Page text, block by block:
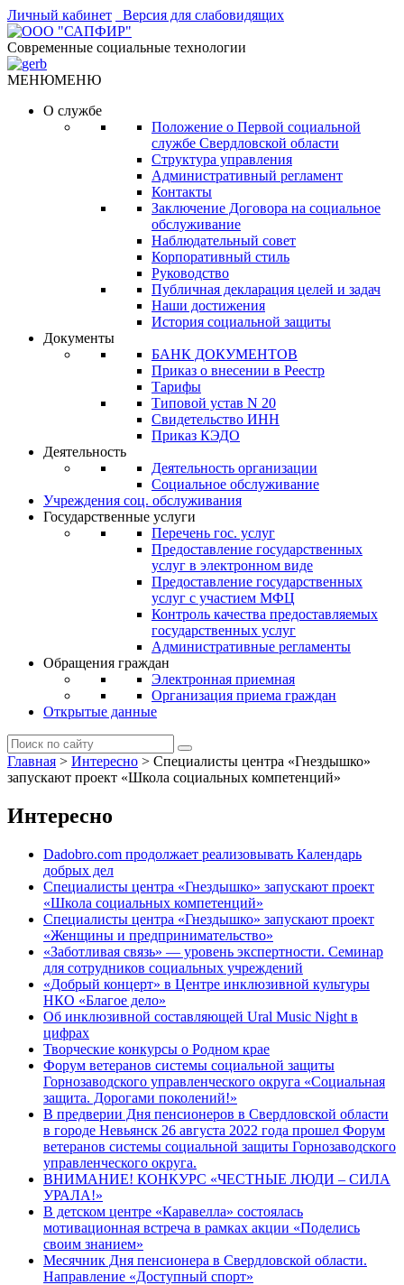
Личный кабинет Версия для слабовидящих
Современные социальные технологии
МЕНЮМЕНЮ
О службе
Положение о Первой социальной
службе Свердловской области
Структура управления
Административный регламент
Контакты
Заключение Договора на социальное
обслуживание
Наблюдательный совет
Корпоративный стиль
Руководство
Публичная декларация целей и задач
Наши достижения
История социальной защиты
Документы
БАНК ДОКУМЕНТОВ
Приказ о внесении в Реестр
Тарифы
Типовой устав N 20
Свидетельство ИНН
Приказ КЭДО
Деятельность
Деятельность организации
Социальное обслуживание
Учреждения соц. обслуживания
Государственные услуги
Перечень гос. услуг
Предоставление государственных
услуг в электронном виде
Предоставление государственных
услуг с участием МФЦ
Контроль качества предоставляемых
государственных услуг
Административные регламенты
Обращения граждан
Электронная приемная
Организация приема граждан
Открытые данные
Главная > Интересно > Специалисты центра «Гнездышко»
запускают проект «Школа социальных компетенций»
Интересно
Dadobro.com продолжает реализовывать Календарь
добрых дел
Специалисты центра «Гнездышко» запускают проект
«Школа социальных компетенций»
Специалисты центра «Гнездышко» запускают проект
«Женщины и предпринимательство»
«Заботливая связь» — уровень экспертности. Семинар
для сотрудников социальных учреждений
«Добрый концерт» в Центре инклюзивной культуры
НКО «Благое дело»
Об инклюзивной составляющей Ural Music Night в
цифрах
Творческие конкурсы о Родном крае
Форум ветеранов системы социальной защиты
Горнозаводского управленческого округа «Социальная
защита. Дорогами поколений!»
В предверии Дня пенсионеров в Свердловской области
в городе Невьянск 26 августа 2022 года прошел Форум
ветеранов системы социальной защиты Горнозаводского
управленческого округа.
ВНИМАНИЕ! КОНКУРС «ЧЕСТНЫЕ ЛЮДИ – СИЛА
УРАЛА!»
В детском центре «Каравелла» состоялась
мотивационная встреча в рамках акции «Поделись
своим знанием»
Месячник Дня пенсионера в Свердловской области.
Направление «Доступный спорт»